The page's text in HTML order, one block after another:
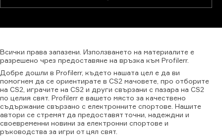
Всички права запазени. Използването на материалите е
разрешено чрез предоставяне на връзка към Profilerr.
Добре дошли в Profilerr, където нашата цел е да ви
помогнем да се ориентирате в CS2 мачовете, про отборите
на CS2, играчите на CS2 и други свързани с пазара на CS2
по целия свят. Profilerr е вашето място за качествено
съдържание свързано с електронните спортове. Нашите
автори се стремят да предоставят точни, надеждни и
своевременни новини за електронни спортове и
ръководства за игри от цял свят.